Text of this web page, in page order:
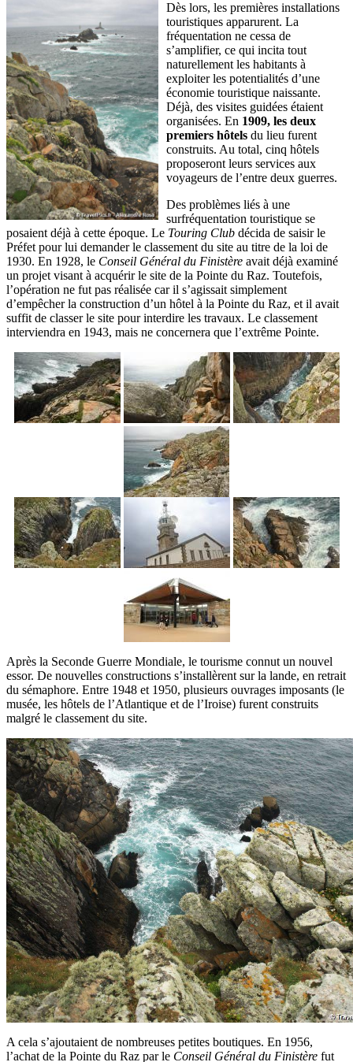
Dès lors, les premières installations
touristiques apparurent. La
fréquentation ne cessa de
s’amplifier, ce qui incita tout
naturellement les habitants à
exploiter les potentialités d’une
économie touristique naissante.
Déjà, des visites guidées étaient
organisées. En 1909, les deux
premiers hôtels du lieu furent
construits. Au total, cinq hôtels
proposeront leurs services aux
voyageurs de l’entre deux guerres.
Des problèmes liés à une
surfréquentation touristique se
posaient déjà à cette époque. Le Touring Club décida de saisir le
Préfet pour lui demander le classement du site au titre de la loi de
1930. En 1928, le Conseil Général du Finistère avait déjà examiné
un projet visant à acquérir le site de la Pointe du Raz. Toutefois,
l’opération ne fut pas réalisée car il s’agissait simplement
d’empêcher la construction d’un hôtel à la Pointe du Raz, et il avait
suffit de classer le site pour interdire les travaux. Le classement
interviendra en 1943, mais ne concernera que l’extrême Pointe.
Après la Seconde Guerre Mondiale, le tourisme connut un nouvel
essor. De nouvelles constructions s’installèrent sur la lande, en retrait
du sémaphore. Entre 1948 et 1950, plusieurs ouvrages imposants (le
musée, les hôtels de l’Atlantique et de l’Iroise) furent construits
malgré le classement du site.
A cela s’ajoutaient de nombreuses petites boutiques. En 1956,
l’achat de la Pointe du Raz par le Conseil Général du Finistère fut